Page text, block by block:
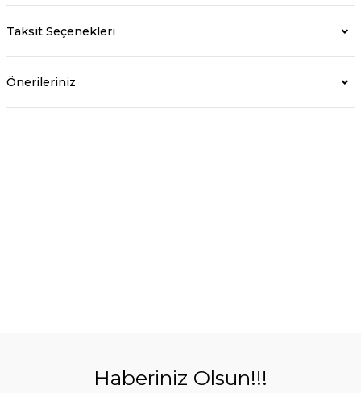
Taksit Seçenekleri
Önerileriniz
Haberiniz Olsun!!!